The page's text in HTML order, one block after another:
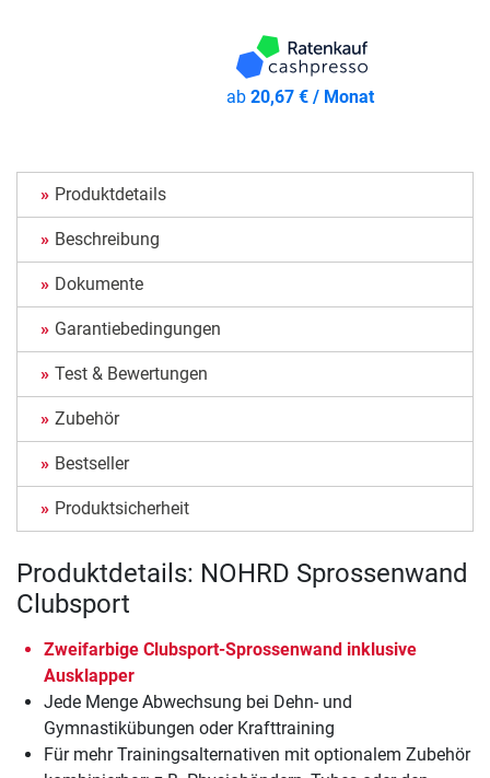
ab 20,67 € / Monat
Produktdetails
Beschreibung
Dokumente
Garantiebedingungen
Test & Bewertungen
Zubehör
Bestseller
Produktsicherheit
Produktdetails: NOHRD Sprossenwand
Clubsport
Zweifarbige Clubsport-Sprossenwand inklusive
Ausklapper
Jede Menge Abwechsung bei Dehn- und
Gymnastikübungen oder Krafttraining
Für mehr Trainingsalternativen mit optionalem Zubehör